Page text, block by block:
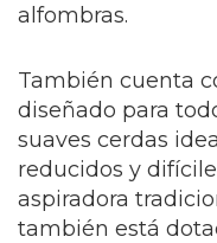
alfombras.
También cuenta
diseñado para
suaves cerdas
reducidos y
aspiradora
también está